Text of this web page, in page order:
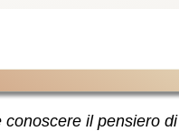
conoscere il pensiero